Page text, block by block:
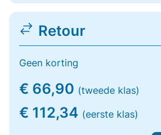
Retour
Geen korting
€ 66,90 (tweede klas)
€ 112,34 (eerste klas)